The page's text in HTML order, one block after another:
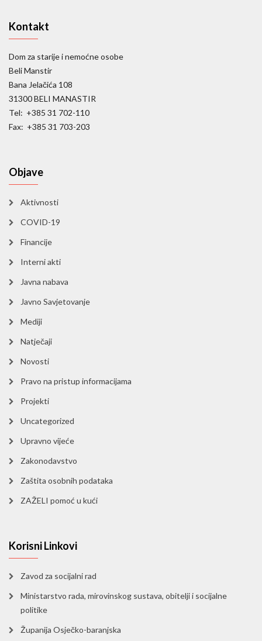
Kontakt
Dom za starije i nemoćne osobe
Beli Manstir
Bana Jelačića 108
31300 BELI MANASTIR
Tel: +385 31 702-110
Fax: +385 31 703-203
Objave
Aktivnosti
COVID-19
Financije
Interni akti
Javna nabava
Javno Savjetovanje
Mediji
Natječaji
Novosti
Pravo na pristup informacijama
Projekti
Uncategorized
Upravno vijeće
Zakonodavstvo
Zaštita osobnih podataka
ZAŽELI pomoć u kući
Korisni Linkovi
Zavod za socijalni rad
Ministarstvo rada, mirovinskog sustava, obitelji i socijalne
politike
Županija Osječko-baranjska